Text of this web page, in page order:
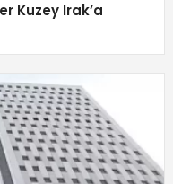
Kuzey Irak’a